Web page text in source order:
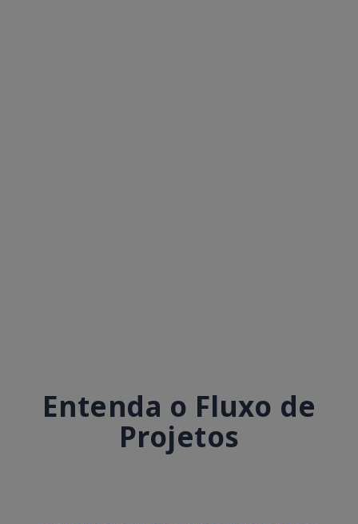
Entenda o Fluxo de
Projetos